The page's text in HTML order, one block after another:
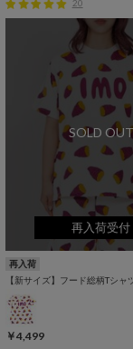
20
SOLD OUT
再入荷受付
再入荷
【新サイズ】フード総柄Tシャ
￥4,499